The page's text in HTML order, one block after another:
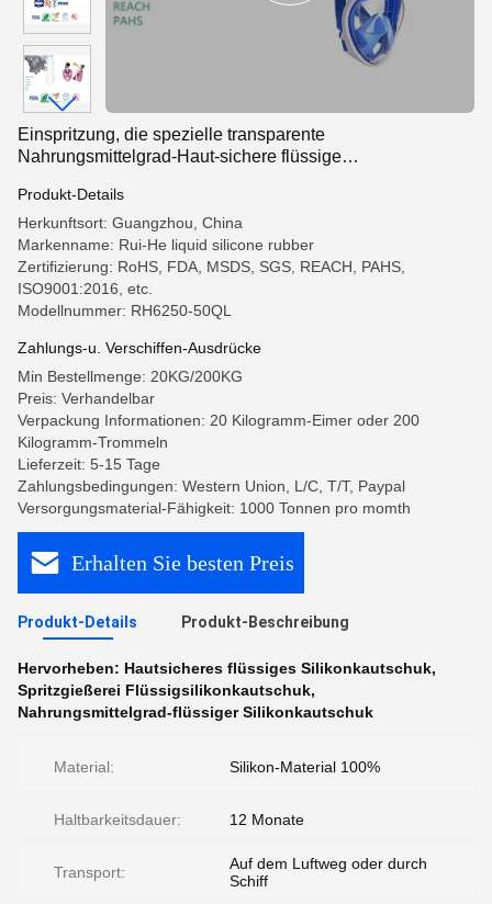
Einspritzung, die spezielle transparente
Nahrungsmittelgrad-Haut-sichere flüssige
Produkt-Details
Herkunftsort: Guangzhou, China
Markenname: Rui-He liquid silicone rubber
Zertifizierung: RoHS, FDA, MSDS, SGS, REACH, PAHS,
ISO9001:2016, etc.
Modellnummer: RH6250-50QL
Zahlungs-u. Verschiffen-Ausdrücke
Min Bestellmenge: 20KG/200KG
Preis: Verhandelbar
Verpackung Informationen: 20 Kilogramm-Eimer oder 200
Kilogramm-Trommeln
Lieferzeit: 5-15 Tage
Zahlungsbedingungen: Western Union, L/C, T/T, Paypal
Versorgungsmaterial-Fähigkeit: 1000 Tonnen pro momth
Erhalten Sie besten Preis
Produkt-Details Produkt-Beschreibung
Hervorheben: Hautsicheres flüssiges Silikonkautschuk,
Spritzgießerei Flüssigsilikonkautschuk,
Nahrungsmittelgrad-flüssiger Silikonkautschuk
Material: Silikon-Material 100%
Haltbarkeitsdauer: 12 Monate
Transport:
Auf dem Luftweg oder durch
Schiff